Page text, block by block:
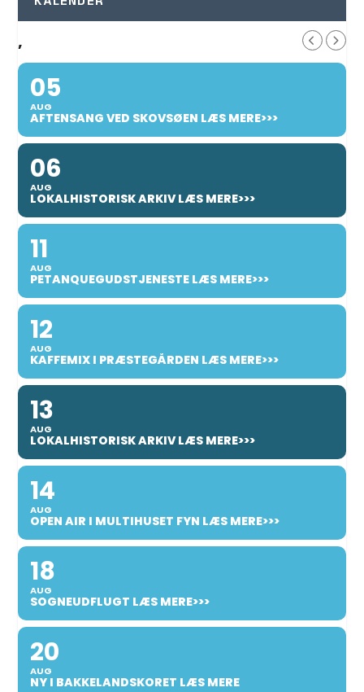
,
05
AUG
AFTENSANG VED SKOVSØEN LÆS MERE>>>
06
AUG
LOKALHISTORISK ARKIV LÆS MERE>>>
11
AUG
PETANQUEGUDSTJENESTE LÆS MERE>>>
12
AUG
KAFFEMIX I PRÆSTEGÅRDEN LÆS MERE>>>
13
AUG
LOKALHISTORISK ARKIV LÆS MERE>>>
14
AUG
OPEN AIR I MULTIHUSET FYN LÆS MERE>>>
18
AUG
SOGNEUDFLUGT LÆS MERE>>>
20
AUG
NY I BAKKELANDSKORET LÆS MERE